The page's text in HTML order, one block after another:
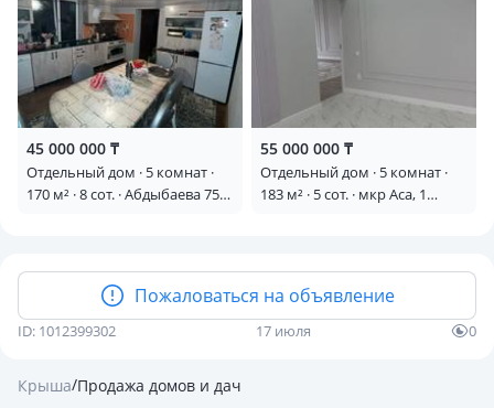
45 000 000 ₸
Отдельный дом · 5 комнат ·
170 м² · 8 сот. · Абдыбаева 75
55 000 000 ₸
Отдельный дом · 5 комнат ·
183 м² · 5 сот. · мкр Аса, 1
Пожаловаться на объявление
ID: 1012399302 17 июля 0
Крыша/Продажа домов и дач